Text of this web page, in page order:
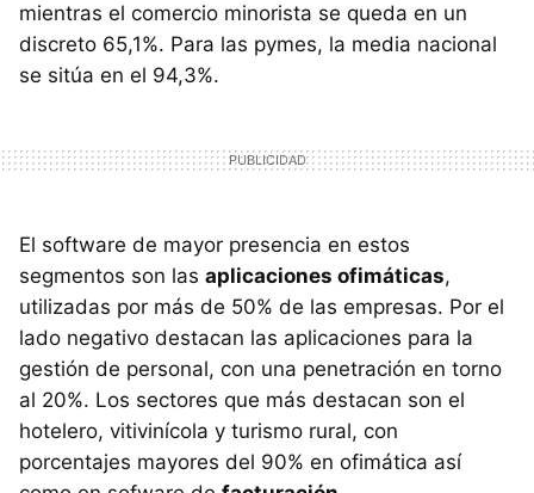
mientras el comercio minorista se queda en un
discreto 65,1%. Para las pymes, la media nacional
se sitúa en el 94,3%.
El software de mayor presencia en estos
segmentos son las aplicaciones ofimáticas,
utilizadas por más de 50% de las empresas. Por el
lado negativo destacan las aplicaciones para la
gestión de personal, con una penetración en torno
al 20%. Los sectores que más destacan son el
hotelero, vitivinícola y turismo rural, con
porcentajes mayores del 90% en ofimática así